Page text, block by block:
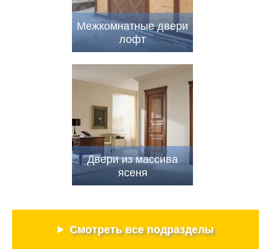
Межкомнатные двери
лофт
Двери из массива
ясеня
Смотреть все подразделы